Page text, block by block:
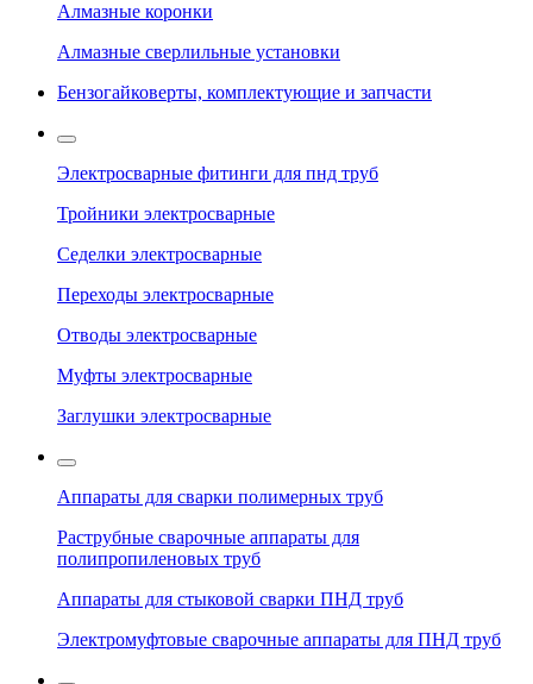
Алмазные коронки
Алмазные сверлильные установки
Бензогайковерты, комплектующие и запчасти
Электросварные фитинги для пнд труб
Тройники электросварные
Седелки электросварные
Переходы электросварные
Отводы электросварные
Муфты электросварные
Заглушки электросварные
Аппараты для сварки полимерных труб
Раструбные сварочные аппараты для
полипропиленовых труб
Аппараты для стыковой сварки ПНД труб
Электромуфтовые сварочные аппараты для ПНД труб